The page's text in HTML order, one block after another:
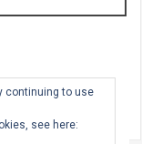
continuing to use
see here: